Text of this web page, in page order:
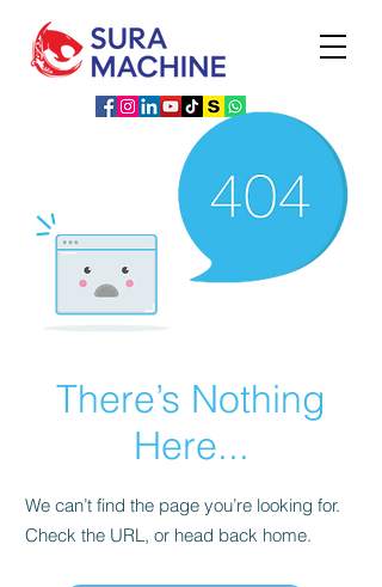
There’s Nothing
Here...
We can’t find the page you’re looking for.
Check the URL, or head back home.